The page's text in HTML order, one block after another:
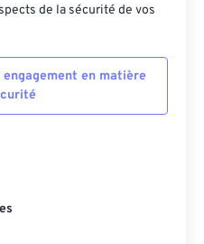
de la sécurité de vos
en matière